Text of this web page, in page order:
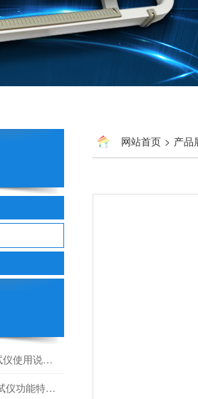
200A手持式回路电阻测试仪使用说明书
KDHL200AS回路电阻测试仪功能特点技术参数
网站首页 > 产品